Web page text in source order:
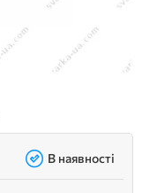
В наявності